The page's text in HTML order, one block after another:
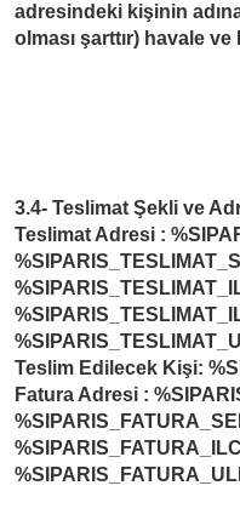
adresindeki kişinin
olması şarttır) havale
3.4- Teslimat Şekli ve
Teslimat Adresi :
Teslim Edilecek Kişi:
Fatura Adresi :